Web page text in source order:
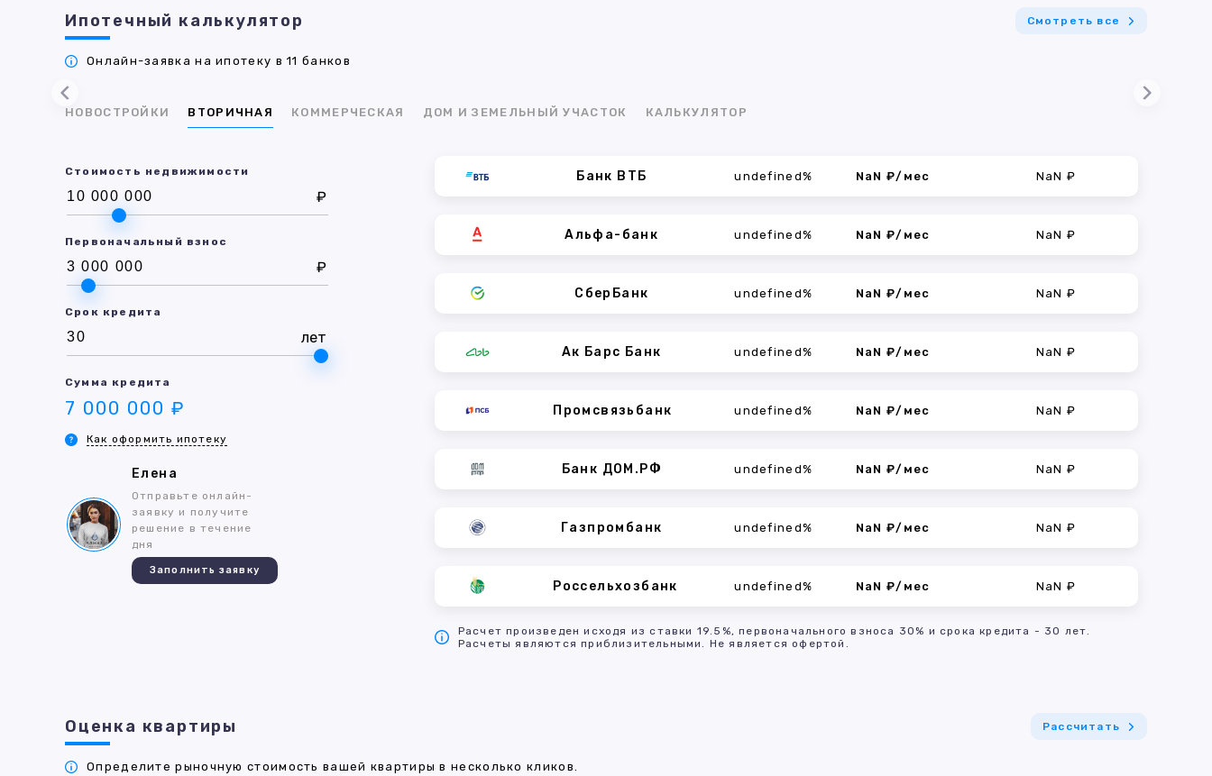
Ипотечный калькулятор Смотреть все
Онлайн-заявка на ипотеку в 11 банков
НОВОСТРОЙКИ ВТОРИЧНАЯ КОММЕРЧЕСКАЯ ДОМ И ЗЕМЕЛЬНЫЙ УЧАСТОК КАЛЬКУЛЯТОР
Стоимость недвижимости
₽
Первоначальный взнос
₽
Срок кредита
лет
Сумма кредита
7 000 000 ₽
Как оформить ипотеку
Елена
Отправьте онлайн-
заявку и получите
решение в течение
дня
Заполнить заявку
Банк ВТБ undefined% NaN ₽/мес NaN ₽
Альфа-банк undefined% NaN ₽/мес NaN ₽
СберБанк undefined% NaN ₽/мес NaN ₽
Ак Барс Банк undefined% NaN ₽/мес NaN ₽
Промсвязьбанк undefined% NaN ₽/мес NaN ₽
Банк ДОМ.РФ undefined% NaN ₽/мес NaN ₽
Газпромбанк undefined% NaN ₽/мес NaN ₽
Россельхозбанк undefined% NaN ₽/мес NaN ₽
Расчет произведен исходя из ставки 19.5%, первоначального взноса 30% и срока кредита - 30 лет.
Расчеты являются приблизительными. Не является офертой.
Оценка квартиры Рассчитать
Определите рыночную стоимость вашей квартиры в несколько кликов.